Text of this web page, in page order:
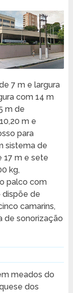
7 m e largura
com 14 m
m de
m e
para
sistema de
17 m e sete
kg,
palco com
dispõe de
camarins,
de sonorização
meados do
dos